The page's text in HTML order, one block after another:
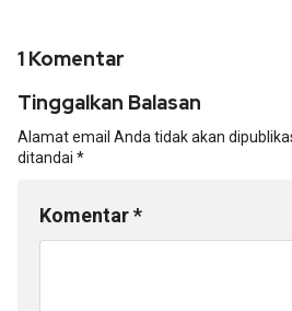
1 Komentar
Tinggalkan Balasan
Alamat email Anda tidak akan
ditandai *
Komentar*